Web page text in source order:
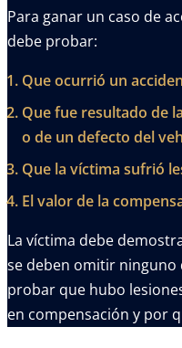
Para ganar un caso de
debe probar:
Que ocurrió un
Que fue resultado de
o de un defecto del
Que la víctima sufrió
El valor de la
La víctima debe
se deben omitir ninguno
probar que hubo
en compensación y por